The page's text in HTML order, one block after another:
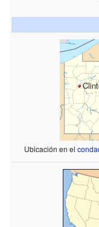
Ubicación en el